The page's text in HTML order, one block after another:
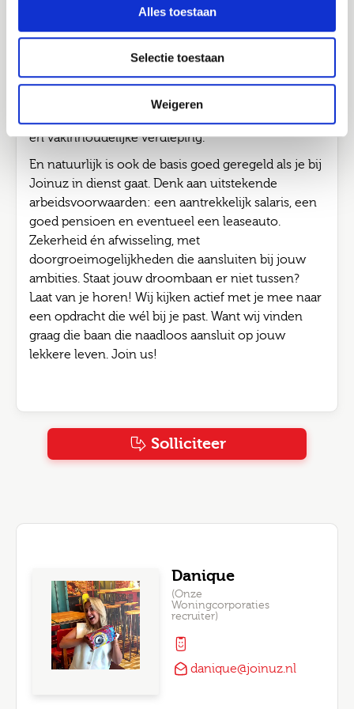
Alles toestaan
Selectie toestaan
Weigeren
via Joinuz? Dan werk je bij verschillende
maanden. Zo doe je in korte tijd brede én
waardevolle ervaring op, bouw je aan een sterk
netwerk bij verschillende opdrachtgevers.
Ondertussen blijf je groeien via de Joinuz
en vakinhoudelijke verdieping.
En natuurlijk is ook de basis goed geregeld als je bij
Joinuz in dienst gaat. Denk aan uitstekende
arbeidsvoorwaarden: een aantrekkelijk salaris, een
goed pensioen en eventueel een leaseauto.
Zekerheid én afwisseling, met
doorgroeimogelijkheden die aansluiten bij jouw
ambities. Staat jouw droombaan er niet tussen?
Laat van je horen! Wij kijken actief met je mee naar
een opdracht die wél bij je past. Want wij vinden
graag die baan die naadloos aansluit op jouw
lekkere leven. Join us!
Solliciteer
Danique
(Onze
Woningcorporaties
recruiter)
danique@joinuz.nl